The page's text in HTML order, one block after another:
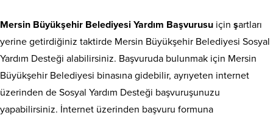
Mersin Büyükşehir Belediyesi Yardım Başvurusu için şartları
yerine getirdiğiniz taktirde Mersin Büyükşehir Belediyesi Sosyal
Yardım Desteği alabilirsiniz. Başvuruda bulunmak için Mersin
Büyükşehir Belediyesi binasına gidebilir, ayrıyeten internet
üzerinden de Sosyal Yardım Desteği başvuruşunuzu
yapabilirsiniz. İnternet üzerinden başvuru formuna